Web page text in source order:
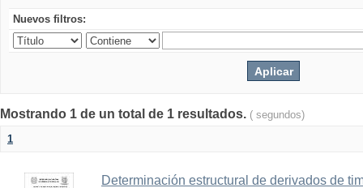
Nuevos filtros:
Mostrando 1 de un total de 1 resultados. ( segundos)
1
Determinación estructural de derivados de